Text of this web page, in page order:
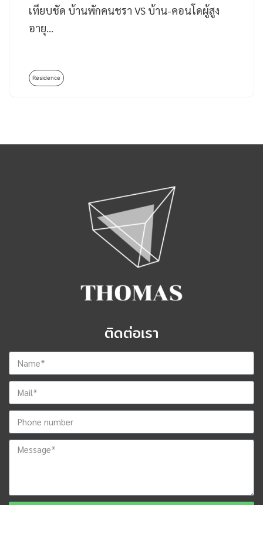
เทียบชัด บ้านพักคนชรา VS บ้าน-คอนโดผู้สูง
อายุ…
Residence
ติดต่อเรา